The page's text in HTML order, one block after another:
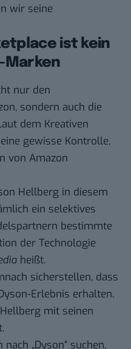
wir seine
ist kein
Marken
nur den
sondern auch die
dem Kreativen
gewisse Kontrolle,
von Amazon
Hellberg in diesem
ein selektives
bestimmte
der Technologie
heißt.
sicherstellen, dass
Erlebnis erhalten.
mit seinen
„Dyson“ suchen,